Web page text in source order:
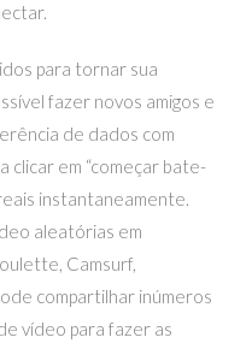
para tornar sua
fazer novos amigos e
de dados com
clicar em “começar bate-
instantaneamente.
aleatórias em
Camsurf,
compartilhar inúmeros
vídeo para fazer as